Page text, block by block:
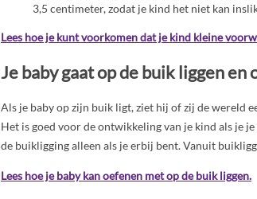
3,5 centimeter, zodat je kind het niet kan
Lees hoe je kunt voorkomen dat je kind kleine
Je baby gaat op de buik liggen en
Als je baby op zijn buik ligt, ziet hij of zij de wereld
Het is goed voor de ontwikkeling van je kind als je
de buikligging alleen als je erbij bent. Vanuit
Lees hoe je baby kan oefenen met op de buik liggen.